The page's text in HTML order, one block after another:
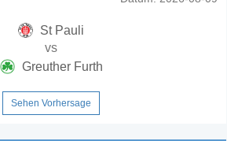
St Pauli
vs
Greuther Furth
Sehen Vorhersage